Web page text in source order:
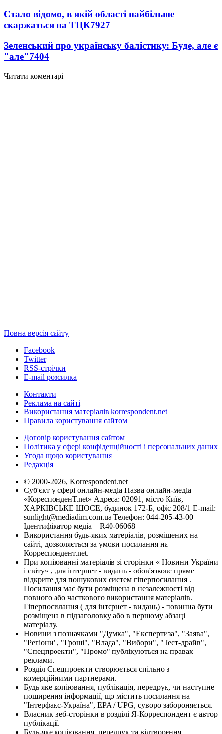
Стало відомо, в якій області найбільше
скаржаться на ТЦК7927
Зеленський про українську балістику: Буде, але є
"але"7404
Читати коментарі
Повна версія сайту
Facebook
Twitter
RSS-стрічки
E-mail розсилка
Контакти
Реклама на сайті
Використання матеріалів korrespondent.net
Правила користування сайтом
Договір користування сайтом
Політика у сфері конфіденційності і персональних даних
Угода щодо користування
Редакція
© 2000-2026, Korrespondent.net
Суб'єкт у сфері онлайн-медіа Назва онлайн-медіа –
«КореспонденТ.net» Адреса: 02091, місто Київ,
ХАРКІВСЬКЕ ШОСЕ, будинок 172-Б, офіс 208/1 E-mail:
sunlight@mediadim.com.ua Телефон: 044-205-43-00
Ідентифікатор медіа – R40-06068
Використання будь-яких матеріалів, розміщених на
сайті, дозволяється за умови посилання на
Корреспондент.net.
При копіюванні матеріалів зі сторінки « Новини України
і світу» , для інтернет - видань - обов'язкове пряме
відкрите для пошукових систем гіперпосилання .
Посилання має бути розміщена в незалежності від
повного або часткового використання матеріалів.
Гіперпосилання ( для інтернет - видань) - повинна бути
розміщена в підзаголовку або в першому абзаці
матеріалу.
Новини з позначками "Думка", "Експертиза", "Заява",
"Регіони", "Гроші", "Влада", "Вибори", "Тест-драйв",
"Спецпроекти", "Промо" публікуються на правах
реклами.
Розділ Спецпроекти створюється спільно з
комерційними партнерами.
Будь яке копіювання, публікація, передрук, чи наступне
поширення інформації, що містить посилання на
"Інтерфакс-Україна", EPA / UPG, суворо забороняється.
Власник веб-сторінки в розділі Я-Корреспондент є автор
публікації.
Будь-яке копіювання, передрук та відтворення